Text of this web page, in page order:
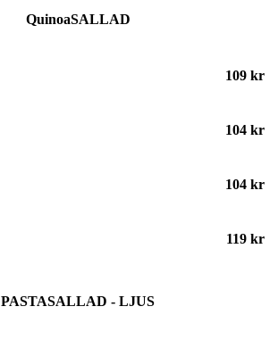
QuinoaSALLAD
109 kr
104 kr
104 kr
119 kr
PASTASALLAD - LJUS